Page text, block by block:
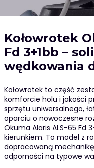
Kołowrotek
Fd 3+1bb –
wędkowania
Kołowrotek to część
komforcie holu i jakości
sprzętu uniwersalnego,
oparciu o nowoczesne
Okuma Alaris ALS-65 Fd
kierunkiem. To model z
dopracowaną mechanikę
odporności na typowe